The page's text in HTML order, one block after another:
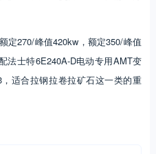
定270/峰值420kw，额定350/峰值
法士特6E240A-D电动专用AMT变
适合拉钢拉卷拉矿石这一类的重